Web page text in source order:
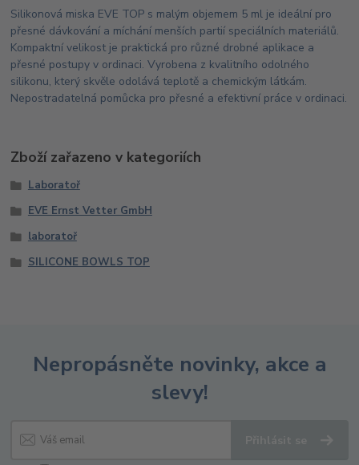
Silikonová miska EVE TOP s malým objemem 5 ml je ideální pro
přesné dávkování a míchání menších partií speciálních materiálů.
Kompaktní velikost je praktická pro různé drobné aplikace a
přesné postupy v ordinaci. Vyrobena z kvalitního odolného
silikonu, který skvěle odolává teplotě a chemickým látkám.
Nepostradatelná pomůcka pro přesné a efektivní práce v ordinaci.
Zboží zařazeno v kategoriích
Laboratoř
EVE Ernst Vetter GmbH
laboratoř
SILICONE BOWLS TOP
Nepropásněte novinky, akce a
slevy!